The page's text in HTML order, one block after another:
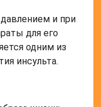
и при
для его
одним из
инсульта.